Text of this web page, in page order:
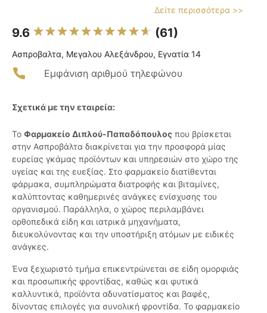
Δείτε περισσότερα >>
9.6 (61)
Ασπροβαλτα, Μεγαλου Αλεξάνδρου, Εγνατία 14
Εμφάνιση αριθμού τηλεφώνου
Σχετικά με την εταιρεία:
Το Φαρμακείο Διπλού-Παπαδόπουλος που βρίσκεται
στην Ασπροβάλτα διακρίνεται για την προσφορά μίας
ευρείας γκάμας προϊόντων και υπηρεσιών στο χώρο της
υγείας και της ευεξίας. Στο φαρμακείο διατίθενται
φάρμακα, συμπληρώματα διατροφής και βιταμίνες,
καλύπτοντας καθημερινές ανάγκες ενίσχυσης του
οργανισμού. Παράλληλα, ο χώρος περιλαμβάνει
ορθοπεδικά είδη και ιατρικά μηχανήματα,
διευκολύνοντας και την υποστήριξη ατόμων με ειδικές
ανάγκες.
Ένα ξεχωριστό τμήμα επικεντρώνεται σε είδη ομορφιάς
και προσωπικής φροντίδας, καθώς και φυτικά
καλλυντικά, προϊόντα αδυνατίσματος και βαφές,
δίνοντας επιλογές για συνολική φροντίδα. Το φαρμακείο